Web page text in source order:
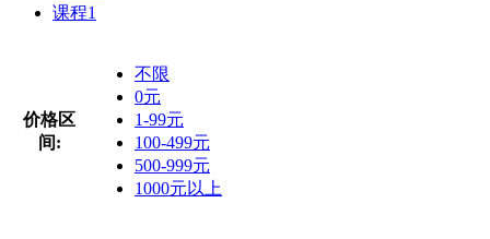
课程1
价格区
间:
不限
0元
1-99元
100-499元
500-999元
1000元以上